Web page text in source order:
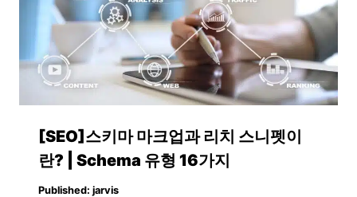
[SEO]스키마 마크업과 리치 스니펫이
란? | Schema 유형 16가지
Published: jarvis